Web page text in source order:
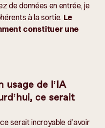
de données en entrée, je
à la sortie. Le
constituer une
usage de l’IA
ce serait
serait incroyable d’avoir